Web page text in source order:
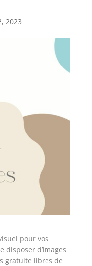
2023
pour vos
disposer d’images
gratuite libres de